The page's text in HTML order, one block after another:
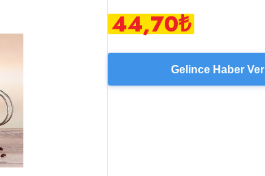
44,70₺
Gelince Haber Ver